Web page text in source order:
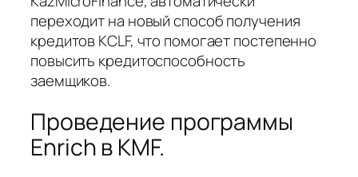
переходит на новый способ получения
кредитов KCLF, что помогает постепенно
повысить кредитоспособность
заемщиков.
Проведение программы
Enrich в KMF.